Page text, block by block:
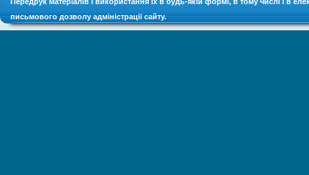
письмового дозволу адміністрації сайту.